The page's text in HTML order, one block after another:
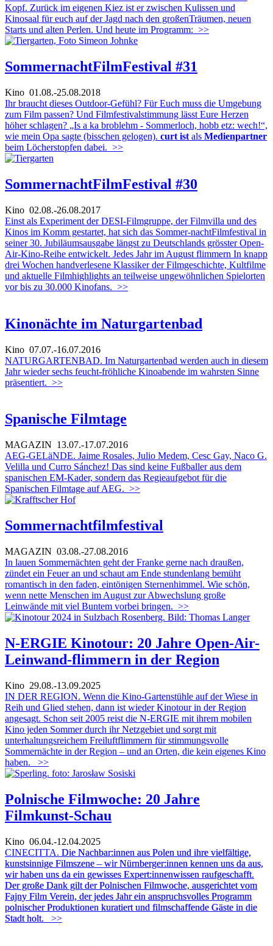
Kopf. Zurück im eigenen Kiez ist er zwischen Kulissen und
Kinosaal für euch auf der Jagd nach den großenTräumen, neuen
Starts und alten Perlen. Und heute im Programm: >>
SommernachtFilmFestival #31
Kino 01.08.-25.08.2018
Ihr braucht dieses Outdoor-Gefühl? Für Euch muss die Umgebung
zum Film passen? Und Filmfestivalstimmung lässt Eure Herzen
höher schlagen? „Is a ka broblehm - Sommerloch, hobb etz: wech!“,
wie mein Opa sagte (bisschen gelogen). curt ist als Medienpartner
beim Löcherstopfen dabei. >>
SommernachtFilmFestival #30
Kino 02.08.-26.08.2017
Einst als Experiment der DESI-Filmgruppe, der Filmvilla und des
Kinos im Komm gestartet, hat sich das Sommer-nachtFilmfestival in
seiner 30. Jubiläumsausgabe längst zu Deutschlands grösster Open-
Air-Kino-Reihe entwickelt. Jedes Jahr im August flimmern In knapp
drei Wochen handverlesene Klassiker der Filmgeschichte, Kultfilme
und aktuelle Filmhighlights an teilweise ungewöhnlichen Spielorten
vor bis zu 30.000 Kinofans. >>
Kinonächte im Naturgartenbad
Kino 07.07.-16.07.2016
NATURGARTENBAD. Im Naturgartenbad werden auch in diesem
Jahr wieder sechs feucht-fröhliche Kinoabende im wahrsten Sinne
präsentiert. >>
Spanische Filmtage
MAGAZIN 13.07.-17.07.2016
AEG-GELäNDE. Jaime Rosales, Julio Medem, Cesc Gay, Naco G.
Velilla und Curro Sánchez! Das sind keine Fußballer aus dem
spanischen EM-Kader, sondern das Regieaufgebot für die
Spanischen Filmtage auf AEG. >>
Sommernachtfilmfestival
MAGAZIN 03.08.-27.08.2016
In lauen Sommernächten geht der Franke gerne nach draußen,
zündet ein Feuer an und schaut am Ende stundenlang bemüht
romantisch in den faden, eintönigen Sternenhimmel. Wie schön,
wenn nette Menschen im August zur Abwechslung große
Leinwände mit viel Buntem vorbei bringen. >>
N-ERGIE Kinotour: 20 Jahre Open-Air-
Leinwand-flimmern in der Region
Kino 29.08.-13.09.2025
IN DER REGION. Wenn die Kino-Gartenstühle auf der Wiese in
Reih und Glied stehen, dann ist wieder Kinotour in der Region
angesagt. Schon seit 2005 reist die N-ERGIE mit ihrem mobilen
Kino jeden Sommer durch ihr Netzgebiet und sorgt mit
unterhaltungsreichem Freiluftflimmern für stimmungsvolle
Sommernächte in der Region – und an Orten, die kein eigenes Kino
haben.
>>
Polnische Filmwoche: 20 Jahre
Filmkunst-Schau
Kino 06.04.-12.04.2025
CINECITTA. Die Nachbar:innen aus Polen und ihre vielfältige,
kunstsinnige Filmszene – wir Nürnberger:innen kennen uns da aus,
wir haben uns da ein gewisses Expert:innenwissen raufgeschafft.
Der große Dank gilt der Polnischen Filmwoche, ausgerichtet vom
Fajny Film Verein, der jedes Jahr ein anspruchsvolles Programm
polnischer Produktionen kuratiert und filmschaffende Gäste in die
Stadt holt.
>>